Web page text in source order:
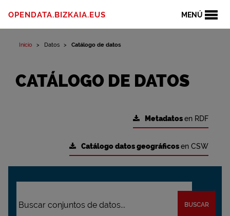
MENÚ
OPENDATA.BIZKAIA.EUS
Inicio Datos Catálogo de datos
CATÁLOGO DE DATOS
Metadatosen RDF
Catálogo datos geográficosen CSW
BUSCAR